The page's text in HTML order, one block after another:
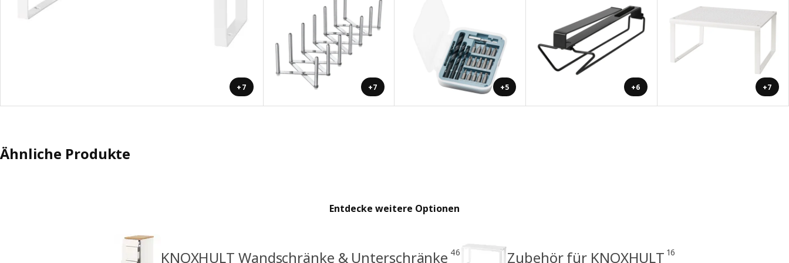
+7 +7 +5 +6 +7
Ähnliche Produkte
Entdecke weitere Optionen
KNOXHULT Wandschränke & Unterschränke 46 Zubehör für KNOXHULT 16